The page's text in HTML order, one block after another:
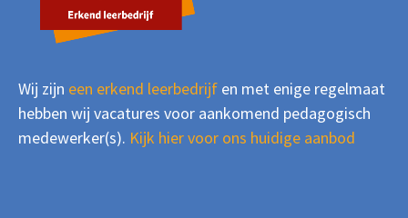
Wij zijn een erkend leerbedrijf en met enige regelmaat
hebben wij vacatures voor aankomend pedagogisch
medewerker(s). Kijk hier voor ons huidige aanbod